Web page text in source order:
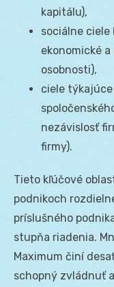
kapitálu),
sociálne ciele
ekonomické
osobnosti),
ciele
nezávislosť
firmy).
Tieto kľúčové
podnikoch
príslušného
stupňa riadenia.
Maximum činí
schopný zvládnuť